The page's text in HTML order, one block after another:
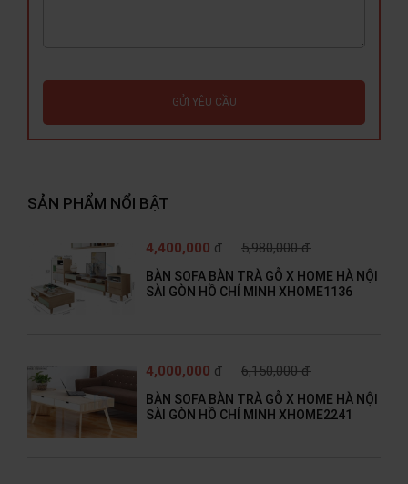
GỬI YÊU CẦU
SẢN PHẨM NỔI BẬT
4,400,000 đ 5,980,000 đ
BÀN SOFA BÀN TRÀ GỖ X HOME HÀ NỘI
SÀI GÒN HỒ CHÍ MINH XHOME1136
4,000,000 đ 6,150,000 đ
BÀN SOFA BÀN TRÀ GỖ X HOME HÀ NỘI
SÀI GÒN HỒ CHÍ MINH XHOME2241